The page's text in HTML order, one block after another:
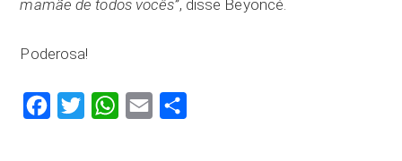
mamãe de todos vocês”, disse Beyoncé.
Poderosa!
FacebookTwitter WhatsApp
Email